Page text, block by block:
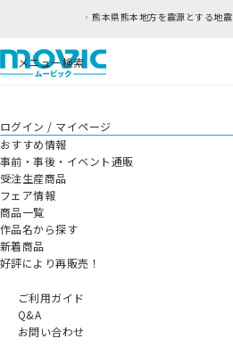
熊本県熊本地方を震源とする地
メニュー検索
ログイン / マイページ
おすすめ情報
事前・事後・イベント通販
受注生産商品
フェア情報
商品一覧
作品名から探す
新着商品
好評により再販売！
ご利用ガイド
Q&A
お問い合わせ